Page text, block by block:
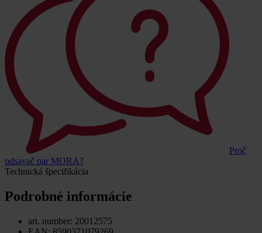
Proč
odsavač par MORA?
Technická špecifikácia
Podrobné informácie
art. number: 20012575